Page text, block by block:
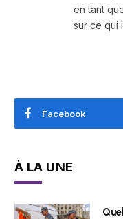
en tant
sur ce qui
Facebook
À LA UNE